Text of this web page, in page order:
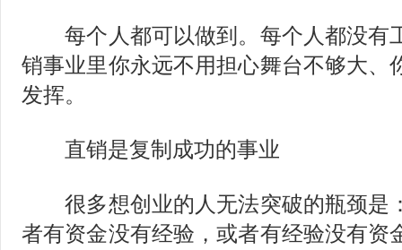
每个人都可以做到。每个人都没有
销事业里你永远不用担心舞台不够大、
发挥。
直销是复制成功的事业
很多想创业的人无法突破的瓶颈是
者有资金没有经验，或者有经验没有资